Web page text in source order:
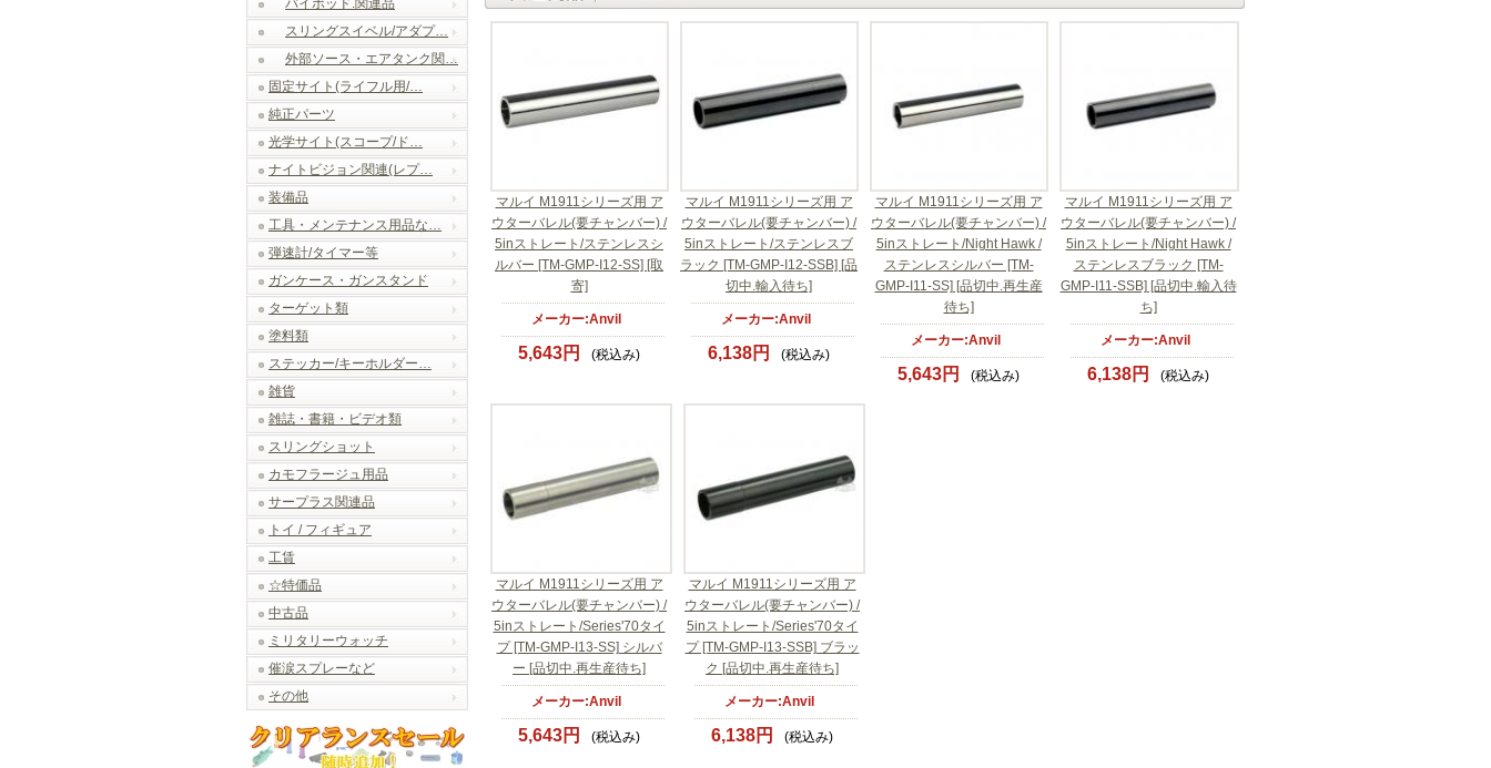
バイポッド.関連品
スリングスイベル/アダプ…
外部ソース・エアタンク関…
固定サイト(ライフル用/…
純正パーツ
光学サイト(スコープ/ド…
ナイトビジョン関連(レプ…
装備品
工具・メンテナンス用品な…
弾速計/タイマー等
ガンケース・ガンスタンド
ターゲット類
塗料類
ステッカー/キーホルダー…
雑貨
雑誌・書籍・ビデオ類
スリングショット
カモフラージュ用品
サープラス関連品
トイ / フィギュア
工賃
☆特価品
中古品
ミリタリーウォッチ
催涙スプレーなど
その他
マルイ M1911シリーズ用 ア
ウターバレル(要チャンバー) /
5inストレート/ステンレスシ
ルバー [TM-GMP-I12-SS] [取
寄]
メーカー:Anvil
5,643円 (税込み)
マルイ M1911シリーズ用 ア
ウターバレル(要チャンバー) /
5inストレート/ステンレスブ
ラック [TM-GMP-I12-SSB] [品
切中.輸入待ち]
メーカー:Anvil
6,138円 (税込み)
マルイ M1911シリーズ用 ア
ウターバレル(要チャンバー) /
5inストレート/Night Hawk /
ステンレスシルバー [TM-
GMP-I11-SS] [品切中.再生産
待ち]
メーカー:Anvil
5,643円 (税込み)
マルイ M1911シリーズ用 ア
ウターバレル(要チャンバー) /
5inストレート/Night Hawk /
ステンレスブラック [TM-
GMP-I11-SSB] [品切中.輸入待
ち]
メーカー:Anvil
6,138円 (税込み)
マルイ M1911シリーズ用 ア
ウターバレル(要チャンバー) /
5inストレート/Series'70タイ
プ [TM-GMP-I13-SS] シルバ
ー [品切中.再生産待ち]
メーカー:Anvil
5,643円 (税込み)
マルイ M1911シリーズ用 ア
ウターバレル(要チャンバー) /
5inストレート/Series'70タイ
プ [TM-GMP-I13-SSB] ブラッ
ク [品切中.再生産待ち]
メーカー:Anvil
6,138円 (税込み)